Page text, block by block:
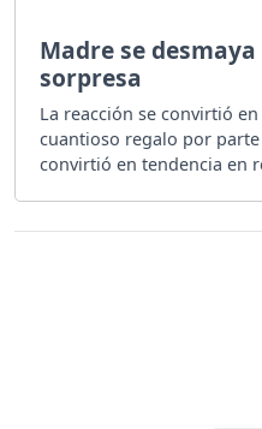
Madre se
sorpresa
La reacción se convirtió
cuantioso regalo por
convirtió en tendencia en